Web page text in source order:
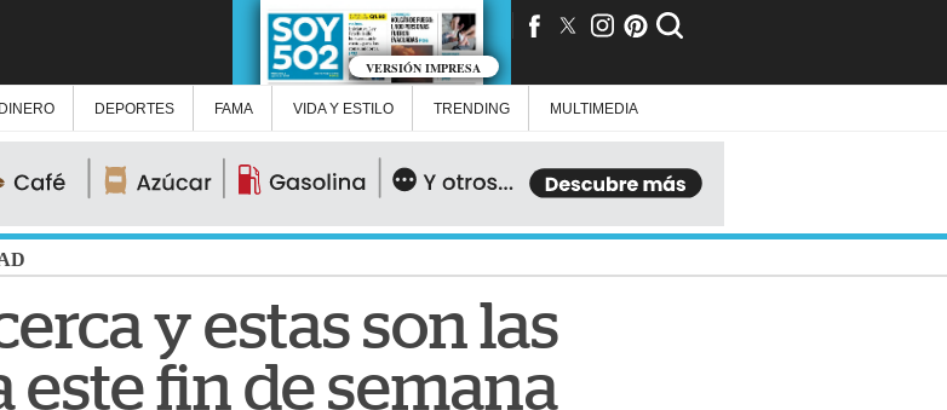
VERSIÓN IMPRESA
DINERO DEPORTES FAMA VIDA Y ESTILO TRENDING MULTIMEDIA
y estas son las
fin de semana